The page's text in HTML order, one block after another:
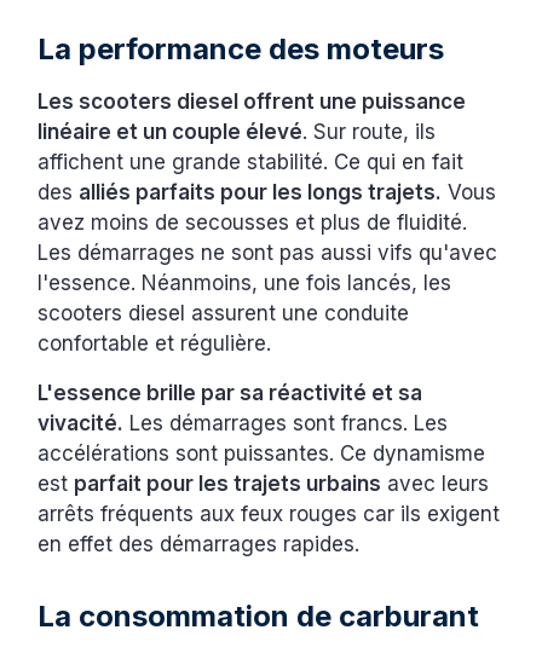
La performance des moteurs
Les scooters diesel offrent une puissance
linéaire et un couple élevé. Sur route, ils
affichent une grande stabilité. Ce qui en fait
des alliés parfaits pour les longs trajets. Vous
avez moins de secousses et plus de fluidité.
Les démarrages ne sont pas aussi vifs qu'avec
l'essence. Néanmoins, une fois lancés, les
scooters diesel assurent une conduite
confortable et régulière.
L'essence brille par sa réactivité et sa
vivacité. Les démarrages sont francs. Les
accélérations sont puissantes. Ce dynamisme
est parfait pour les trajets urbains avec leurs
arrêts fréquents aux feux rouges car ils exigent
en effet des démarrages rapides.
La consommation de carburant